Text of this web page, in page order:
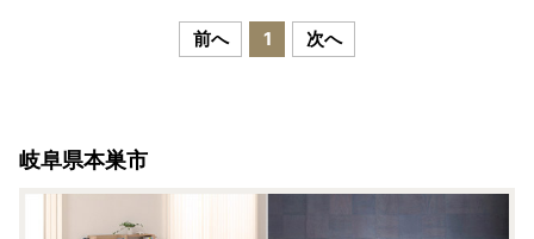
ロン いちご フロート 自宅
ロン いちご フロート 自宅
用
前へ 1 次へ
岐阜県本巣市